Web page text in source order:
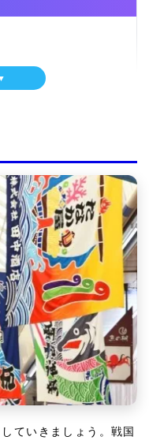
場所
ていきましょう。戦国